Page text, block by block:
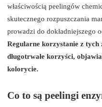
właściwością peelingów
skutecznego rozpuszczania
prowadzi do dokładniejszego
Regularne korzystanie z tych
długotrwałe korzyści,
kolorycie.
Co to są peelingi